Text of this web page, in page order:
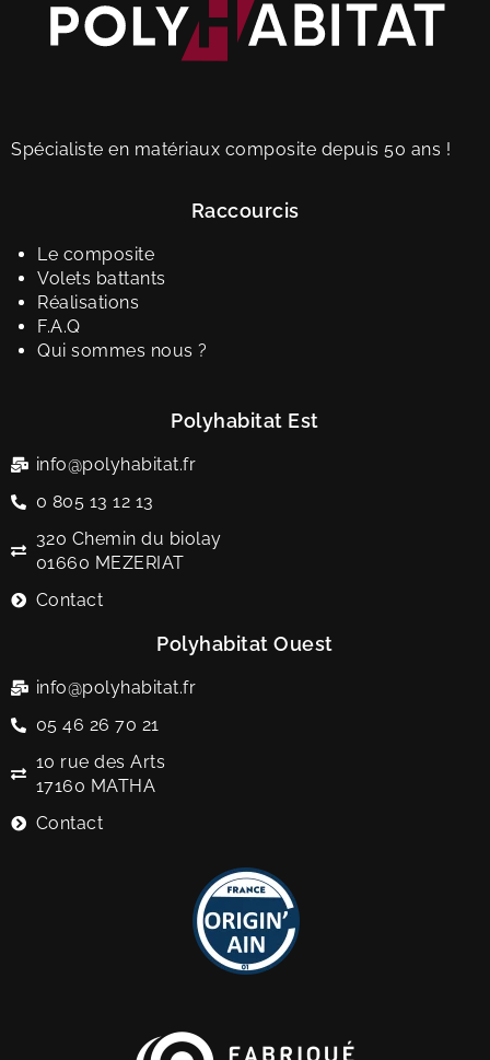
Spécialiste en matériaux composite depuis 50 ans !
Raccourcis
Le composite
Volets battants
Réalisations
F.A.Q
Qui sommes nous ?
Polyhabitat Est
info@polyhabitat.fr
0 805 13 12 13
320 Chemin du biolay
01660 MEZERIAT
Contact
Polyhabitat Ouest
info@polyhabitat.fr
05 46 26 70 21
10 rue des Arts
17160 MATHA
Contact